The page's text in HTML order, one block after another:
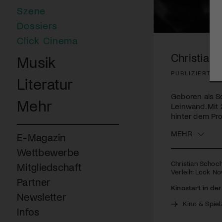
Szene
Dossiers
Click Cinema
Musik
Literatur
Mehr
E-Magazin
Wettbewerbe
Mitgliedschaft
Partner
Newsletter
Infos
Christian
PUBLIZIERT
Geboren als
Leinwand. Mit
hinter dem
MEHR
Christian
Verleih: Look
Kinostart in der
Kino &